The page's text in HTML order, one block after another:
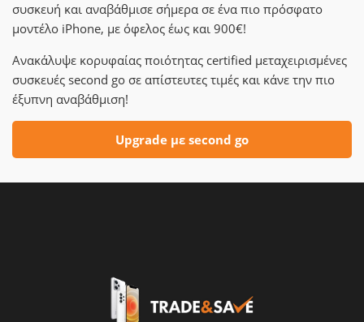
συσκευή και αναβάθμισε σήμερα σε ένα πιο πρόσφατο
μοντέλο iPhone, με όφελος έως και 900€!
Ανακάλυψε κορυφαίας ποιότητας certified μεταχειρισμένες
συσκευές second go σε απίστευτες τιμές και κάνε την πιο
έξυπνη αναβάθμιση!
Upgrade με second go